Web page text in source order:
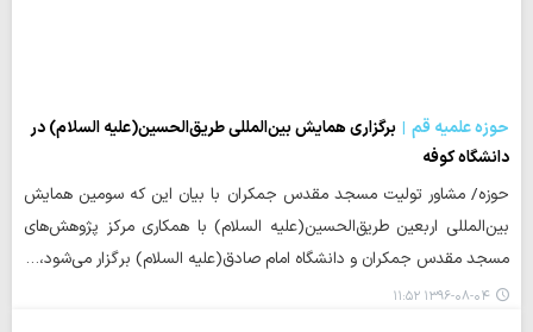
حوزه علمیه قم
برگزاری همایش بین‌المللی طریق‌الحسین(علیه السلام) در
دانشگاه کوفه
حوزه/ مشاور تولیت مسجد مقدس جمکران با‌ بیان این که سومین همایش
بین‌المللی اربعین طریق‌الحسین(علیه السلام) با همکاری مرکز پژوهش‌های
مسجد مقدس جمکران و دانشگاه امام صادق(علیه السلام) برگزار می‌شود،…
۱۳۹۶-۰۸-۰۴ ۱۱:۵۲